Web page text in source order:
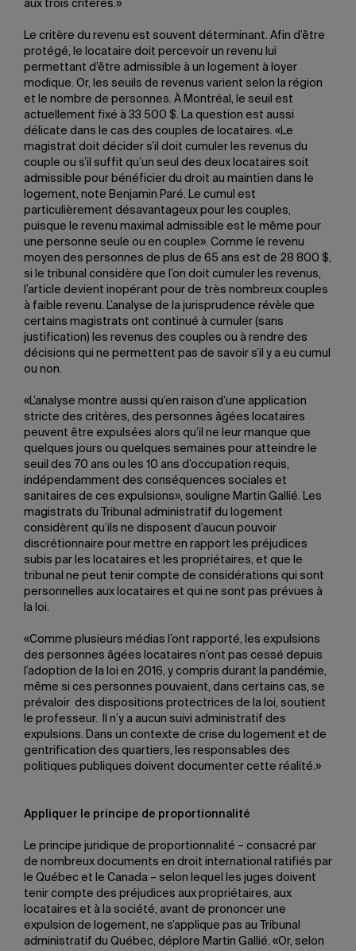
aux trois critères.»
Le critère du revenu est souvent déterminant. Afin d’être
protégé, le locataire doit percevoir un revenu lui
permettant d’être admissible à un logement à loyer
modique. Or, les seuils de revenus varient selon la région
et le nombre de personnes. À Montréal, le seuil est
actuellement fixé à 33 500 $. La question est aussi
délicate dans le cas des couples de locataires. «Le
magistrat doit décider s’il doit cumuler les revenus du
couple ou s’il suffit qu’un seul des deux locataires soit
admissible pour bénéficier du droit au maintien dans le
logement, note Benjamin Paré. Le cumul est
particulièrement désavantageux pour les couples,
puisque le revenu maximal admissible est le même pour
une personne seule ou en couple». Comme le revenu
moyen des personnes de plus de 65 ans est de 28 800 $,
si le tribunal considère que l’on doit cumuler les revenus,
l’article devient inopérant pour de très nombreux couples
à faible revenu. L’analyse de la jurisprudence révèle que
certains magistrats ont continué à cumuler (sans
justification) les revenus des couples ou à rendre des
décisions qui ne permettent pas de savoir s’il y a eu cumul
ou non.
«L’analyse montre aussi qu’en raison d’une application
stricte des critères, des personnes âgées locataires
peuvent être expulsées alors qu’il ne leur manque que
quelques jours ou quelques semaines pour atteindre le
seuil des 70 ans ou les 10 ans d’occupation requis,
indépendamment des conséquences sociales et
sanitaires de ces expulsions», souligne Martin Gallié. Les
magistrats du Tribunal administratif du logement
considèrent qu’ils ne disposent d’aucun pouvoir
discrétionnaire pour mettre en rapport les préjudices
subis par les locataires et les propriétaires, et que le
tribunal ne peut tenir compte de considérations qui sont
personnelles aux locataires et qui ne sont pas prévues à
la loi.
«Comme plusieurs médias l’ont rapporté, les expulsions
des personnes âgées locataires n’ont pas cessé depuis
l’adoption de la loi en 2016, y compris durant la pandémie,
même si ces personnes pouvaient, dans certains cas, se
prévaloir des dispositions protectrices de la loi, soutient
le professeur. Il n’y a aucun suivi administratif des
expulsions. Dans un contexte de crise du logement et de
gentrification des quartiers, les responsables des
politiques publiques doivent documenter cette réalité.»
Appliquer le principe de proportionnalité
Le principe juridique de proportionnalité – consacré par
de nombreux documents en droit international ratifiés par
le Québec et le Canada – selon lequel les juges doivent
tenir compte des préjudices aux propriétaires, aux
locataires et à la société, avant de prononcer une
expulsion de logement, ne s’applique pas au Tribunal
administratif du Québec, déplore Martin Gallié. «Or, selon